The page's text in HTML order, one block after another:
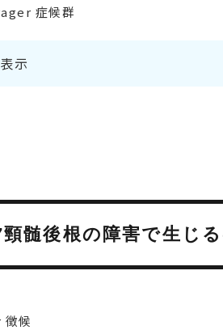
症候群
示
髄後根の障害で生じ
候